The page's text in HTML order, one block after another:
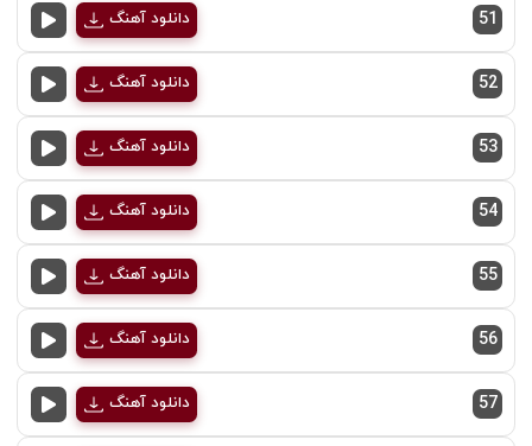
51 دانلود آهنگ
52 دانلود آهنگ
53 دانلود آهنگ
54 دانلود آهنگ
55 دانلود آهنگ
56 دانلود آهنگ
57 دانلود آهنگ